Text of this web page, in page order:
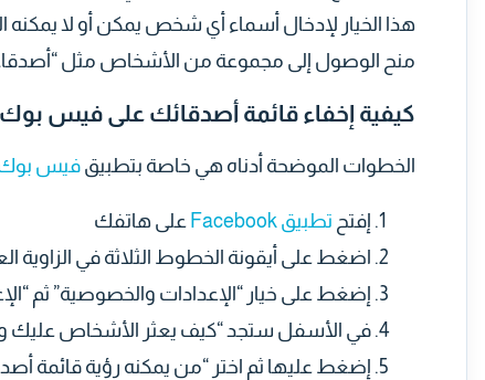
هذا الخيار لإدخال أسماء أي شخص يمكن أو لا يمكنه
منح الوصول إلى مجموعة من الأشخاص مثل
كيفية إخفاء قائمة أصدقائك على فيس
الخطوات الموضحة أدناه هي خاصة بتطبيق فيس بوك
إفتح تطبيق Facebook
على هاتفك
اضغط على أيقونة الخطوط الثلاثة في الزاوية
إضغط على خيار “الإعدادات والخصوصية” ثم
في الأسفل ستجد “كيف يعثر الأشخاص عليك
إضغط عليها ثم اختر “من يمكنه رؤية قائمة